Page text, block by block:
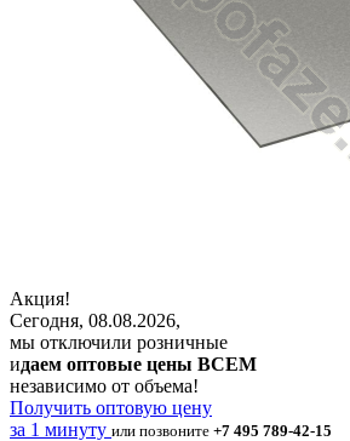
Акция!
Сегодня, 08.08.2026,
мы отключили розничные
идаем оптовые цены ВСЕМ
независимо от объема!
Получить оптовую цену
за 1 минуту или позвоните +7 495 789-42-15